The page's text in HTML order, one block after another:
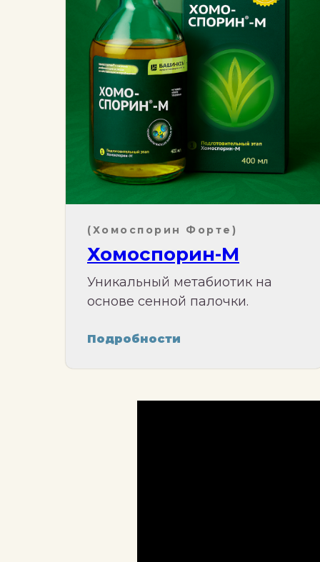
(Хомоспорин Форте)
Хомоспорин-М
Уникальный метабиотик на
основе сенной палочки.
Подробности